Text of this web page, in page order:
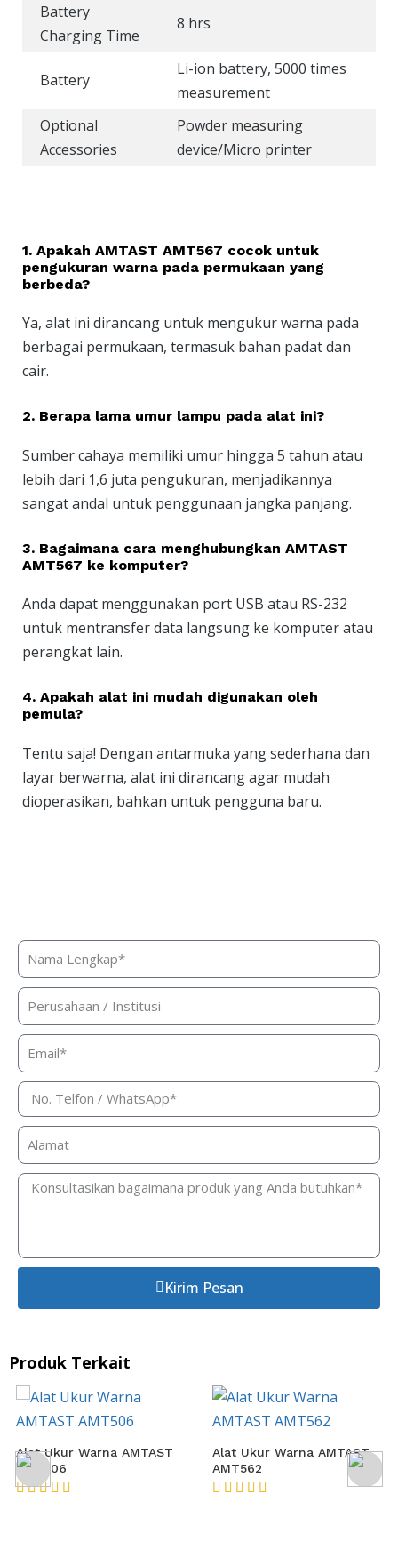
Battery
Charging Time
8 hrs
Battery
Li-ion battery, 5000 times
measurement
Optional
Accessories
Powder measuring
device/Micro printer
1. Apakah AMTAST AMT567 cocok untuk
pengukuran warna pada permukaan yang
berbeda?
Ya, alat ini dirancang untuk mengukur warna pada
berbagai permukaan, termasuk bahan padat dan
cair.
2. Berapa lama umur lampu pada alat ini?
Sumber cahaya memiliki umur hingga 5 tahun atau
lebih dari 1,6 juta pengukuran, menjadikannya
sangat andal untuk penggunaan jangka panjang.
3. Bagaimana cara menghubungkan AMTAST
AMT567 ke komputer?
Anda dapat menggunakan port USB atau RS-232
untuk mentransfer data langsung ke komputer atau
perangkat lain.
4. Apakah alat ini mudah digunakan oleh
pemula?
Tentu saja! Dengan antarmuka yang sederhana dan
layar berwarna, alat ini dirancang agar mudah
dioperasikan, bahkan untuk pengguna baru.
Kirim Pesan
Produk Terkait
Alat Ukur Warna AMTAST
AMT506
Alat Ukur Warna AMTAST
AMT562